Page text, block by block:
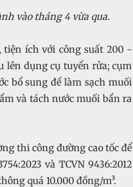
vào tháng 4 vừa qua.
ích với công suất 200 -
lên dụng cụ tuyển rửa; cụm
bổ sung để làm sạch muối
và tách nước muối bẩn ra
thi công đường cao tốc để
và TCVN 9436:2012
quá 10.000 đồng/m³.